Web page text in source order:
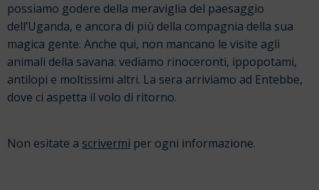
possiamo godere della meraviglia del paesaggio
dell’Uganda, e ancora di più della compagnia della sua
magica gente. Anche qui, non mancano le visite agli
animali della savana: vediamo rinoceronti, ippopotami,
antilopi e moltissimi altri. La sera arriviamo ad Entebbe,
dove ci aspetta il volo di ritorno.
Non esitate a scrivermi per ogni informazione.